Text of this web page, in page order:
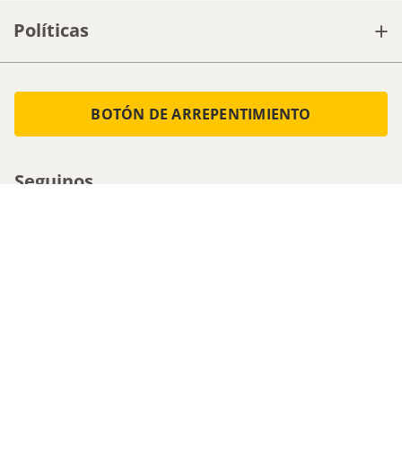
Políticas +
BOTÓN DE ARREPENTIMIENTO
Seguinos